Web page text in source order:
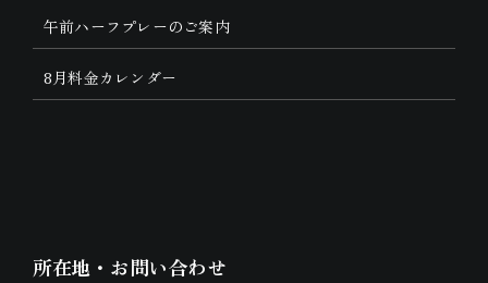
午前ハーフプレーのご案内
8月料金カレンダー
所在地・お問い合わせ